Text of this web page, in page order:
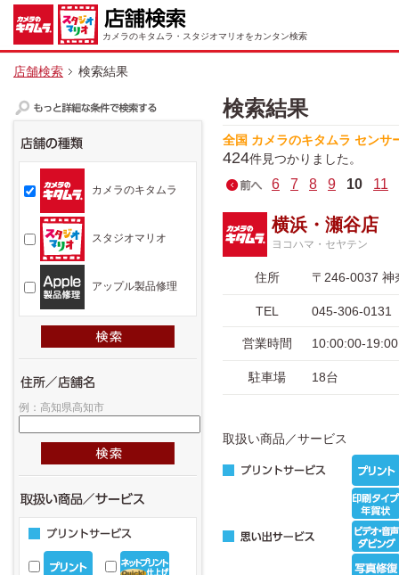
カメラのキタムラ・スタジオマリオをカンタン検索
店舗検索 検索結果
検索結果
全国 カメラのキタムラ センサ
424件見つかりました。
6 7 8 9 10 11
横浜・瀬谷店
ヨコハマ・セヤテン
住所 〒246-0037 神
TEL 045-306-0131
営業時間 10:00:00-
駐車場 18台
取扱い商品／サービス
カメラのキタムラ
スタジオマリオ
アップル製品修理
例：高知県高知市